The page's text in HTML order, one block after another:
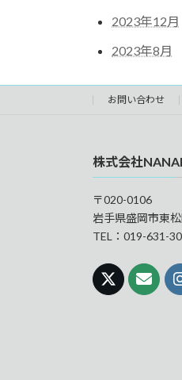
2023年12月
2023年8月
お問い合わせ
株式会社
〒020-0106
岩手県盛岡市東
TEL：019-631-